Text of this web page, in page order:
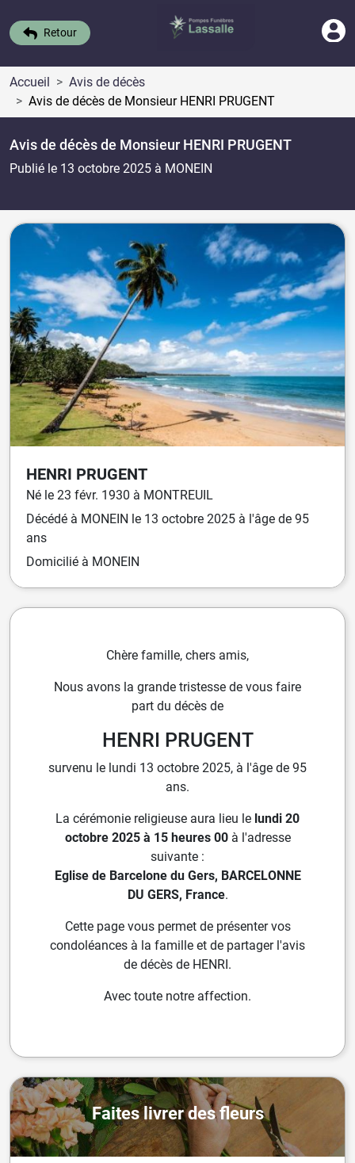
Retour
Accueil
Avis de décès
Avis de décès de Monsieur HENRI PRUGENT
Avis de décès de Monsieur HENRI PRUGENT
Publié le 13 octobre 2025 à MONEIN
HENRI PRUGENT
Né le 23 févr. 1930 à MONTREUIL
Décédé à MONEIN le 13 octobre 2025 à l'âge de 95
ans
Domicilié à MONEIN
Chère famille, chers amis,
Nous avons la grande tristesse de vous faire
part du décès de
HENRI PRUGENT
survenu le lundi 13 octobre 2025, à l'âge de 95
ans.
La cérémonie religieuse aura lieu le lundi 20
octobre 2025 à 15 heures 00à l'adresse
suivante :
Eglise de Barcelone du Gers, BARCELONNE
DU GERS, France.
Cette page vous permet de présenter vos
condoléances à la famille et de partager l'avis
de décès de HENRI.
Avec toute notre affection.
Faites livrer des fleurs